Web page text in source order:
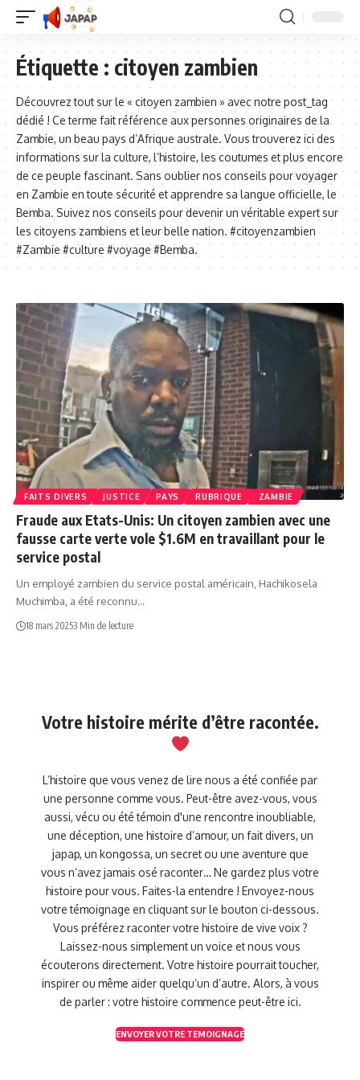
Étiquette :citoyen zambien
Découvrez tout sur le « citoyen zambien » avec notre post_tag
dédié ! Ce terme fait référence aux personnes originaires de la
Zambie, un beau pays d’Afrique australe. Vous trouverez ici des
informations sur la culture, l’histoire, les coutumes et plus encore
de ce peuple fascinant. Sans oublier nos conseils pour voyager
en Zambie en toute sécurité et apprendre sa langue officielle, le
Bemba. Suivez nos conseils pour devenir un véritable expert sur
les citoyens zambiens et leur belle nation. #citoyenzambien
#Zambie #culture #voyage #Bemba.
FAITS DIVERS JUSTICE PAYS RUBRIQUE ZAMBIE
Fraude aux Etats-Unis: Un citoyen zambien avec une
fausse carte verte vole $1.6M en travaillant pour le
service postal
Un employé zambien du service postal américain, Hachikosela
Muchimba, a été reconnu…
18 mars 20253 Min de lecture
Votre histoire mérite d’être racontée.
L’histoire que vous venez de lire nous a été confiée par
une personne comme vous. Peut-être avez-vous, vous
aussi, vécu ou été témoin d'une rencontre inoubliable,
une déception, une histoire d’amour, un fait divers, un
japap, un kongossa, un secret ou une aventure que
vous n’avez jamais osé raconter… Ne gardez plus votre
histoire pour vous. Faites-la entendre ! Envoyez-nous
votre témoignage en cliquant sur le bouton ci-dessous.
Vous préférez raconter votre histoire de vive voix ?
Laissez-nous simplement un voice et nous vous
écouterons directement. Votre histoire pourrait toucher,
inspirer ou même aider quelqu’un d’autre. Alors, à vous
de parler : votre histoire commence peut-être ici.
ENVOYER VOTRE TEMOIGNAGE